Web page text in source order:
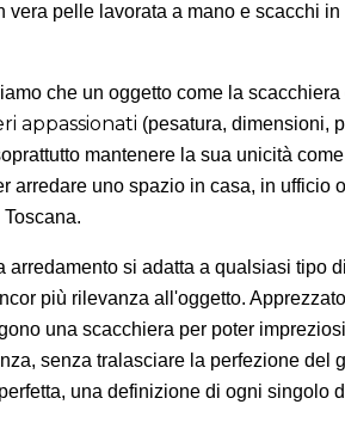
Aggiungi alla
((label))
Accedi
Devi avere effettuato
vera pelle lavorata a mano e scacchi
che un oggetto come la
appassionati (pesatura, dimensioni,
mantenere la sua unicità come
arredare uno spazio in casa, in
arredamento si adatta a qualsiasi tipo
più rilevanza all'oggetto.
una scacchiera per poter
senza tralasciare la perfezione del
perfetta, una definizione di ogni singolo